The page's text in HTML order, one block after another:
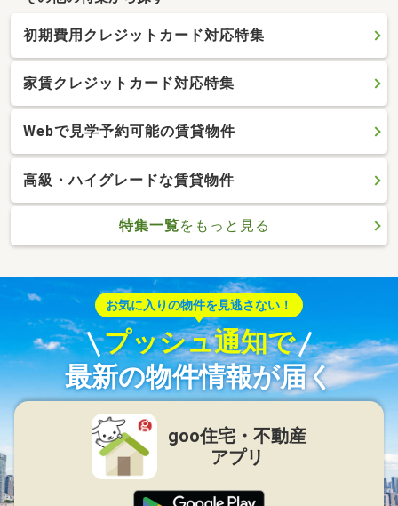
初期費用クレジットカード対応特集
家賃クレジットカード対応特集
Webで見学予約可能の賃貸物件
高級・ハイグレードな賃貸物件
特集一覧をもっと見る
お気に入りの物件を見逃さない！
プッシュ通知で
最新の物件情報が届く
goo住宅・不動産
アプリ